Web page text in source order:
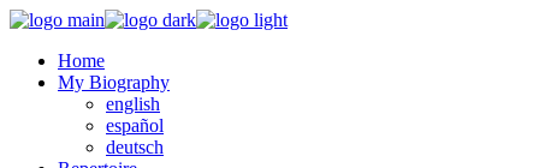
Home
My Biography
english
español
deutsch